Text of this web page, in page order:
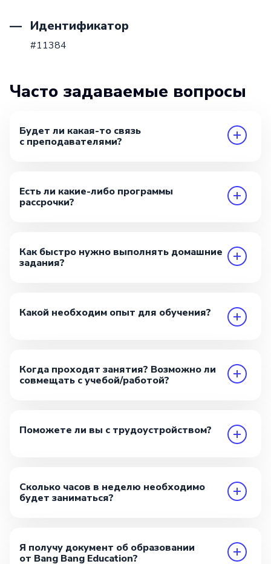
Идентификатор
#11384
Часто задаваемые вопросы
Будет ли какая-то связь
с преподавателями?
Есть ли какие-либо программы
рассрочки?
Как быстро нужно выполнять домашние
задания?
Какой необходим опыт для обучения?
Когда проходят занятия? Возможно ли
совмещать с учебой/работой?
Поможете ли вы с трудоустройством?
Сколько часов в неделю необходимо
будет заниматься?
Я получу документ об образовании
от Bang Bang Education?